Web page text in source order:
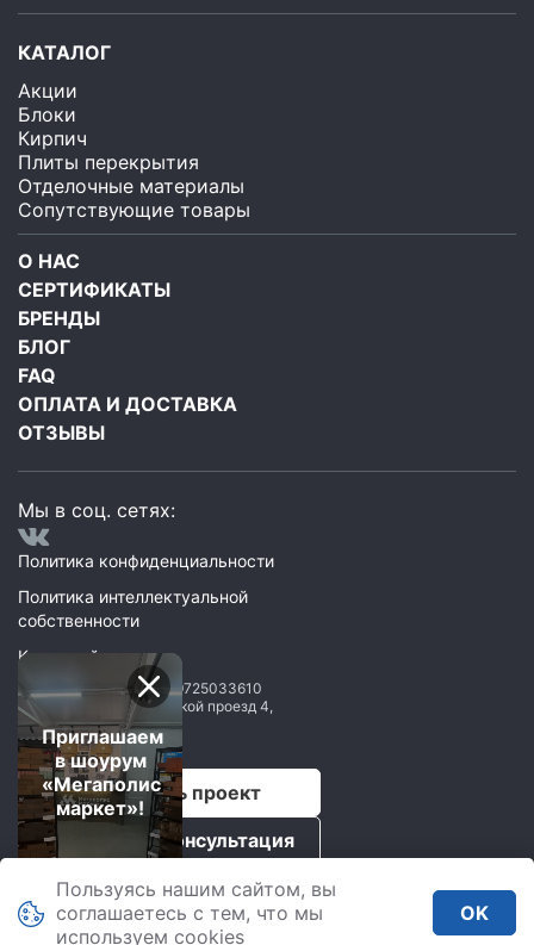
Пользуясь нашим сайтом, вы
соглашаетесь с тем, что мы
используем сookies
OK
КАТАЛОГ
Акции
Блоки
Кирпич
Плиты перекрытия
Отделочные материалы
Сопутствующие товары
О НАС
СЕРТИФИКАТЫ
БРЕНДЫ
БЛОГ
FAQ
ОПЛАТА И ДОСТАВКА
ОТЗЫВЫ
Мы в соц. сетях:
Политика конфиденциальности
Политика интеллектуальной
собственности
Карта сайта
ООО Мегаполис ИНН: 9725033610
119071
,2 Донской проезд 4,
строение 1, пом. 435
Рассчитать проект
Бесплатная консультация
Мегаполис © 2026.
Все права защищены.
Приглашаем
в шоурум
«Мегаполис
маркет»!